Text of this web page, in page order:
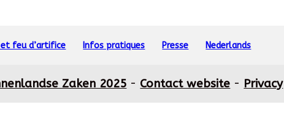
feu d’artifice Infos pratiques Presse Nederlands
Zaken 2025 - Contact website - Privacy